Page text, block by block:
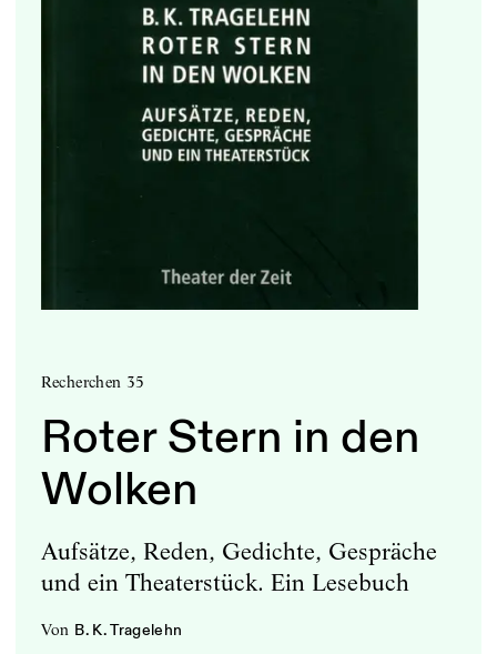
Recherchen 35
Roter Stern in den
Wolken
Aufsätze, Reden, Gedichte, Gespräche
und ein Theaterstück. Ein Lesebuch
von B. K. Tragelehn